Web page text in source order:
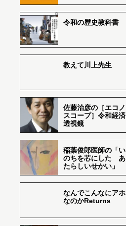
令和の歴史教科書
教えて川上先生
佐藤治彦の［エコノ
スコープ］令和経済
透視鏡
稲葉俊郎医師の「い
のちを芯にした あ
たらしいせかい」
なんでこんなにアホ
なのかReturns